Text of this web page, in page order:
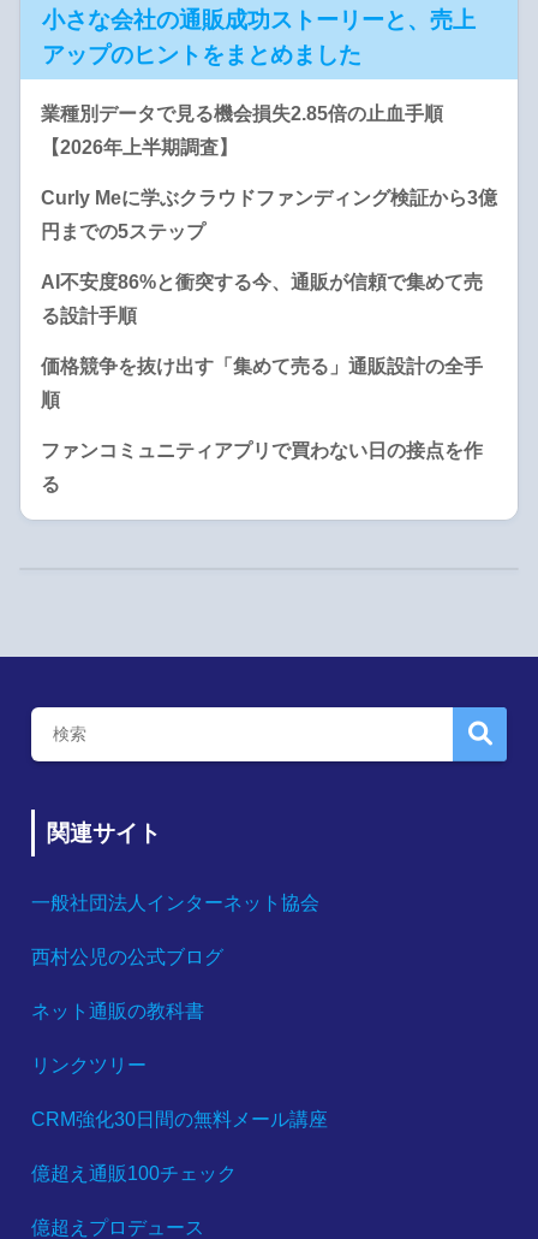
小さな会社の通販成功ストーリーと、売上
アップのヒントをまとめました
業種別データで見る機会損失2.85倍の止血手順
【2026年上半期調査】
Curly Meに学ぶクラウドファンディング検証から3億
円までの5ステップ
AI不安度86%と衝突する今、通販が信頼で集めて売
る設計手順
価格競争を抜け出す「集めて売る」通販設計の全手
順
ファンコミュニティアプリで買わない日の接点を作
る
関連サイト
一般社団法人インターネット協会
西村公児の公式ブログ
ネット通販の教科書
リンクツリー
CRM強化30日間の無料メール講座
億超え通販100チェック
億超えプロデュース